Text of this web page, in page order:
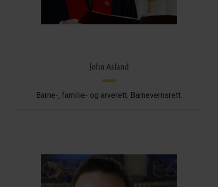
John Asland
Barne-, familie- og arverett. Barnevernsrett.